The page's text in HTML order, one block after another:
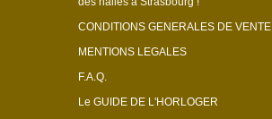
CONDITIONS GENERALES DE VENTE
MENTIONS LEGALES
F.A.Q.
Le GUIDE DE L'HORLOGER